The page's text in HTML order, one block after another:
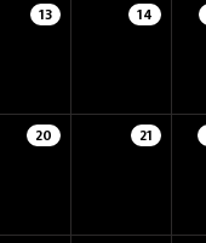
13 14
20 21